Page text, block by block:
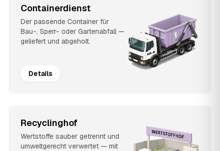
Containerdienst
Der passende Container für
Bau-, Sperr- oder Gartenabfall —
geliefert und abgeholt.
Details
Recyclinghof
Wertstoffe sauber getrennt und
umweltgerecht verwertet — mit